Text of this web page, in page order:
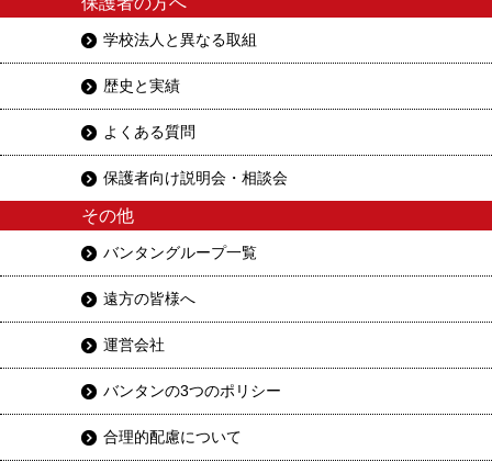
学校法人と異なる取組
歴史と実績
よくある質問
保護者向け説明会・相談会
その他
バンタングループ一覧
遠方の皆様へ
運営会社
バンタンの3つのポリシー
合理的配慮について